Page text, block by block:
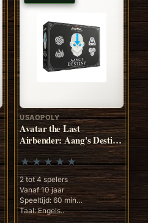
USAOPOLY
Avatar the Last
Airbender: Aang's Destiny
(ENG)
2 tot 4 spelers
Vanaf 10 jaar
Speeltijd: 60 min
Taal: Engels..